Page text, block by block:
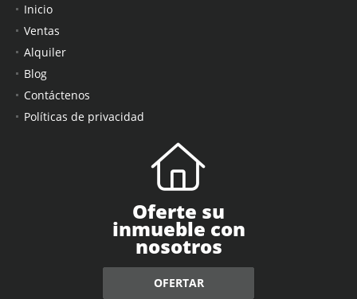
Inicio
Ventas
Alquiler
Blog
Contáctenos
Políticas de privacidad
Oferte su
inmueble con
nosotros
OFERTAR